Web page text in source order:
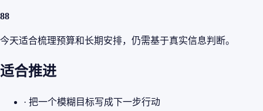
88
今天适合梳理预算和长期安排，仍需基于真实信息判断。
适合推进
· 把一个模糊目标写成下一步行动